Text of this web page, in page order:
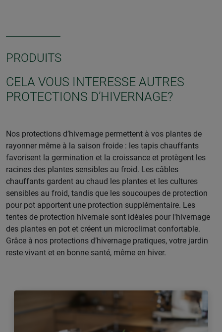
PRODUITS
CELA VOUS INTERESSE AUTRES
PROTECTIONS D’HIVERNAGE?
Nos protections d’hivernage permettent à vos plantes de
rayonner même à la saison froide : les tapis chauffants
favorisent la germination et la croissance et protègent les
racines des plantes sensibles au froid. Les câbles
chauffants gardent au chaud les plantes et les cultures
sensibles au froid, tandis que les soucoupes de protection
pour pot apportent une protection supplémentaire. Les
tentes de protection hivernale sont idéales pour l'hivernage
des plantes en pot et créent un microclimat confortable.
Grâce à nos protections d’hivernage pratiques, votre jardin
reste vivant et en bonne santé, même en hiver.